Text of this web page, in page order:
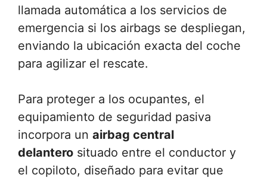
llamada automática a los servicios de
emergencia si los airbags se despliegan,
enviando la ubicación exacta del coche
para agilizar el rescate.
Para proteger a los ocupantes, el
equipamiento de seguridad pasiva
incorpora un airbag central
delantero situado entre el conductor y
el copiloto, diseñado para evitar que